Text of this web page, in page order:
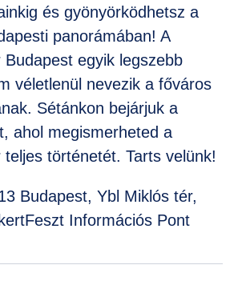
és gyönyörködhetsz a
panorámában! A
egyik legszebb
véletlenül nevezik a főváros
Sétánkon bejárjuk a
ahol megismerheted a
történetét. Tarts velünk!
Budapest, Ybl Miklós tér,
Információs Pont